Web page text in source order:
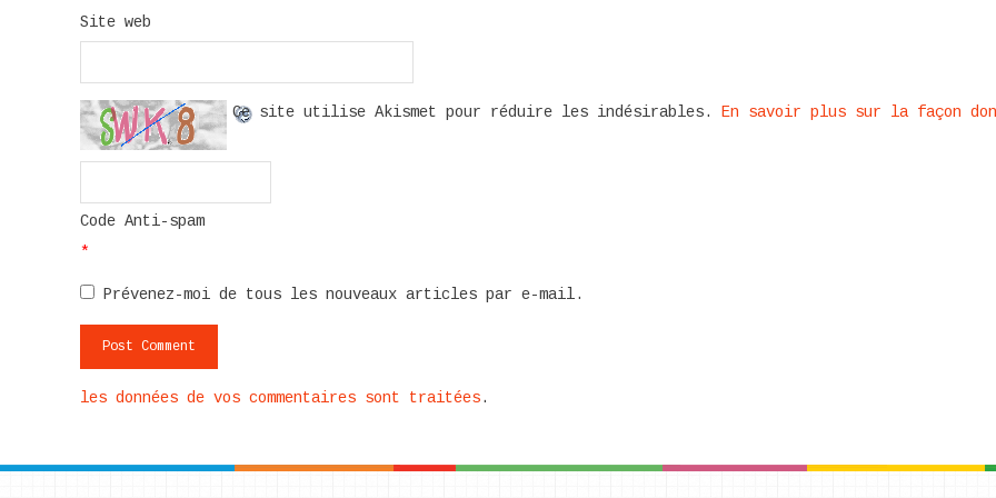
Site web
Code Anti-spam
*
Prévenez-moi de tous les nouveaux articles par e-mail.
Ce site utilise Akismet pour réduire les indésirables. En savoir plus sur la façon
les données de vos commentaires sont traitées.